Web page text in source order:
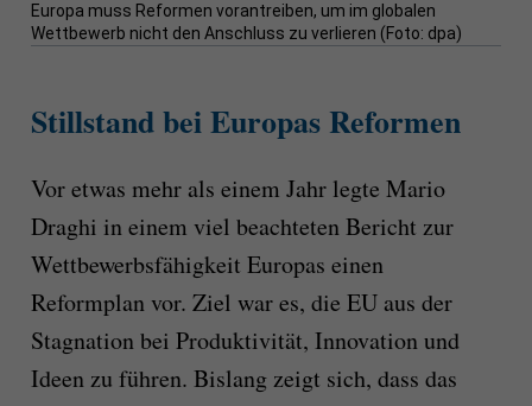
Europa muss Reformen vorantreiben, um im globalen
Wettbewerb nicht den Anschluss zu verlieren (Foto: dpa)
Stillstand bei Europas Reformen
Vor etwas mehr als einem Jahr legte Mario
Draghi in einem viel beachteten Bericht zur
Wettbewerbsfähigkeit Europas einen
Reformplan vor. Ziel war es, die EU aus der
Stagnation bei Produktivität, Innovation und
Ideen zu führen. Bislang zeigt sich, dass das